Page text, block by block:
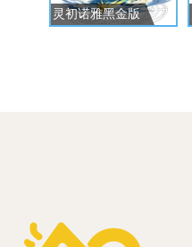
灵初诺雅黑金版